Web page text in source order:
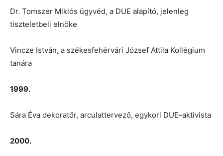
Dr. Tomszer Miklós ügyvéd, a DUE alapító, jelenleg
tiszteletbeli elnöke
Vincze István, a székesfehérvári József Attila Kollégium
tanára
1999.
Sára Éva dekoratőr, arculattervező, egykori DUE-aktivista
2000.